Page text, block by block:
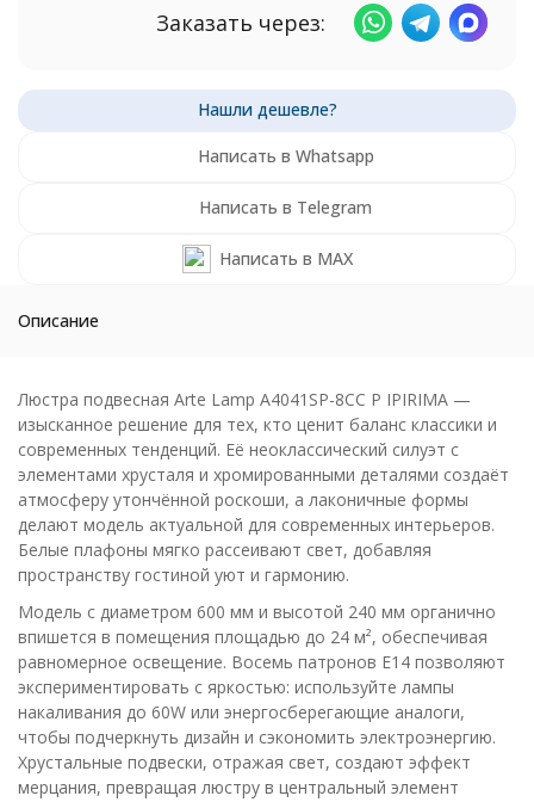
Заказать через:
Написать в Whatsapp
Написать в Telegram
Написать в MAX
Описание
Люстра подвесная Arte Lamp A4041SP-8CC P IPIRIMA —
изысканное решение для тех, кто ценит баланс классики и
современных тенденций. Её неоклассический силуэт с
элементами хрусталя и хромированными деталями создаёт
атмосферу утончённой роскоши, а лаконичные формы
делают модель актуальной для современных интерьеров.
Белые плафоны мягко рассеивают свет, добавляя
пространству гостиной уют и гармонию.
Модель с диаметром 600 мм и высотой 240 мм органично
впишется в помещения площадью до 24 м², обеспечивая
равномерное освещение. Восемь патронов E14 позволяют
экспериментировать с яркостью: используйте лампы
накаливания до 60W или энергосберегающие аналоги,
чтобы подчеркнуть дизайн и сэкономить электроэнергию.
Хрустальные подвески, отражая свет, создают эффект
мерцания, превращая люстру в центральный элемент